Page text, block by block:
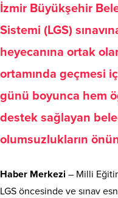
İzmir Büyükşehir
Sistemi (LGS)
heyecanına ortak
ortamında geçmesi
günü boyunca hem
destek sağlayan
olumsuzlukların
Haber Merkezi – Milli
LGS öncesinde ve sınav